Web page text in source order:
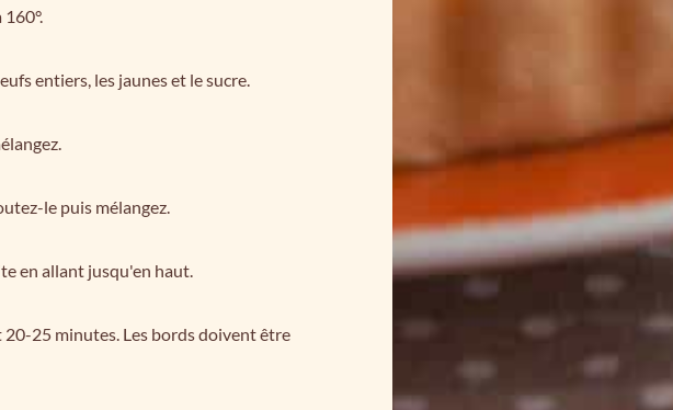
entiers, les jaunes et le sucre.
le puis mélangez.
en allant jusqu'en haut.
25 minutes. Les bords doivent être